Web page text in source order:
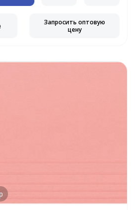
Запросить оптовую
цену